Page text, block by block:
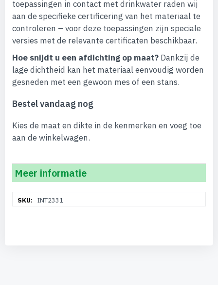
toepassingen in contact met drinkwater raden wij
aan de specifieke certificering van het materiaal te
controleren – voor deze toepassingen zijn speciale
versies met de relevante certificaten beschikbaar.
Hoe snijdt u een afdichting op maat? Dankzij de
lage dichtheid kan het materiaal eenvoudig worden
gesneden met een gewoon mes of een stans.
Bestel vandaag nog
Kies de maat en dikte in de kenmerken en voeg toe
aan de winkelwagen.
Meer informatie
informatieINT2331